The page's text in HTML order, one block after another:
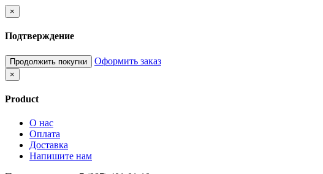
×
Подтверждение
Продолжить покупки Оформить заказ
×
Product
О нас
Оплата
Доставка
Напишите нам